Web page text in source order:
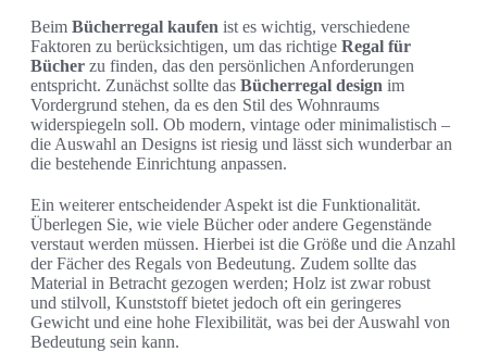
Beim Bücherregal kaufen ist es wichtig, verschiedene
Faktoren zu berücksichtigen, um das richtige Regal für
Bücher zu finden, das den persönlichen Anforderungen
entspricht. Zunächst sollte das Bücherregal design im
Vordergrund stehen, da es den Stil des Wohnraums
widerspiegeln soll. Ob modern, vintage oder minimalistisch –
die Auswahl an Designs ist riesig und lässt sich wunderbar an
die bestehende Einrichtung anpassen.
Ein weiterer entscheidender Aspekt ist die Funktionalität.
Überlegen Sie, wie viele Bücher oder andere Gegenstände
verstaut werden müssen. Hierbei ist die Größe und die Anzahl
der Fächer des Regals von Bedeutung. Zudem sollte das
Material in Betracht gezogen werden; Holz ist zwar robust
und stilvoll, Kunststoff bietet jedoch oft ein geringeres
Gewicht und eine hohe Flexibilität, was bei der Auswahl von
Bedeutung sein kann.